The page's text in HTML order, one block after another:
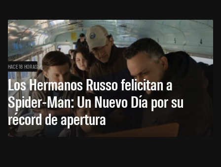
HACE 18 HORAS
Los Hermanos Russo felicitan a
Spider-Man: Un Nuevo Día por su
récord de apertura